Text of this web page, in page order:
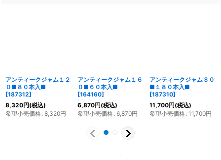
アンティークジャム１２
０■８０本入■
[187312]
8,320円(税込)
希望小売価格: 8,320円
アンティークジャム１６
０■６０本入■
[164160]
6,870円(税込)
希望小売価格: 6,870円
アンティークジャム３０
■１８０本入■
[187310]
11,700円(税込)
希望小売価格: 11,700円